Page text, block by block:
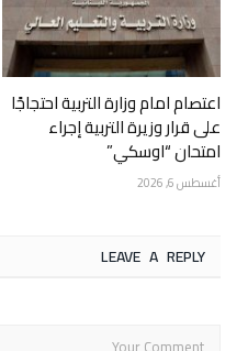
اعتصام امام وزارة التربية احتجاجًا
على قرار وزيرة التربية إجراء
امتحان “اوسكي”
أغسطس 6, 2026
LEAVE A REPLY